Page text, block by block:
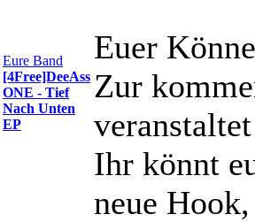
Eure Band
[4Free]DeeAss
ONE - Tief
Nach Unten
EP
Euer
Zur
Ihr könnt
neue